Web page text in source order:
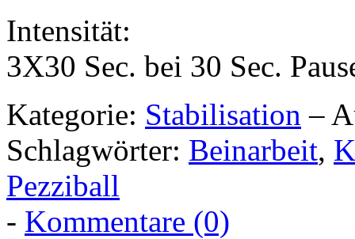
Intensität:
3X30 Sec. bei 30 Sec.
Kategorie: Stabilisation –
Schlagwörter: Beinarbeit,
Pezziball
- Kommentare (0)